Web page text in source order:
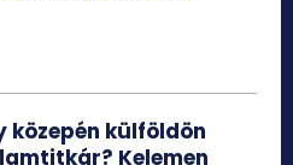
közepén külföldön
Kelemen